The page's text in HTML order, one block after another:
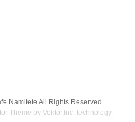
Namitete All Rights Reserved.
Theme byVektor,Inc. technology.